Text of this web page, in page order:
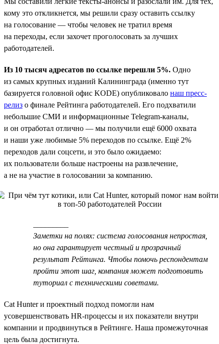
кому это откликнется, мы решили сразу оставить ссылку
на голосование — чтобы человек не тратил время
на переходы, если захочет проголосовать за лучших
работодателей.
Из 10 тысяч адресатов по ссылке перешли 5%. Одно
из самых крупных изданий Калининграда (именно тут
базируется головной офис KODE) опубликовало наш пресс-
релиз о финале Рейтинга работодателей. Его подхватили
небольшие СМИ и информационные Telegram-каналы,
и он отработал отлично — мы получили ещё 6000 охвата
и наши уже любимые 5% переходов по ссылке. Ещё 2%
переходов дали соцсети, и это было ожидаемо:
их пользователи больше настроены на развлечение,
а не на участие в голосовании за компанию.
Заметки на полях: система голосования непростая,
но она гарантирует честный и прозрачный
результат Рейтинга. Чтобы помочь респондентам
пройти этот шаг, компания может подготовить
туториал с техническими советами.
Cat Hunter и проектный подход помогли нам
усовершенствовать HR-процессы и их показатели внутри
компании и продвинуться в Рейтинге. Наша промежуточная
цель была достигнута.